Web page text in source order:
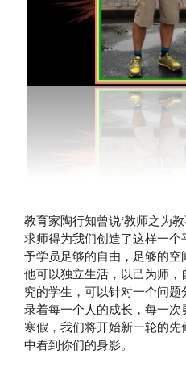
教育家陶行知曾说‘教师之为
求师得为我们创造了这样一
予学员足够的自由，足够的
他可以独立生活，以己为师
究的学生，可以针对一个问
录着每一个人的成长，每一
寒假，我们将开始新一轮的
中看到你们的身影。